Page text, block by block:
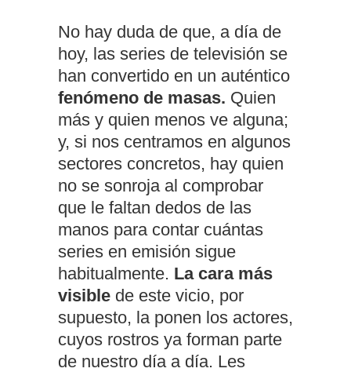
No hay duda de que, a día de
hoy, las series de televisión se
han convertido en un auténtico
fenómeno de masas. Quien
más y quien menos ve alguna;
y, si nos centramos en algunos
sectores concretos, hay quien
no se sonroja al comprobar
que le faltan dedos de las
manos para contar cuántas
series en emisión sigue
habitualmente. La cara más
visible de este vicio, por
supuesto, la ponen los actores,
cuyos rostros ya forman parte
de nuestro día a día. Les